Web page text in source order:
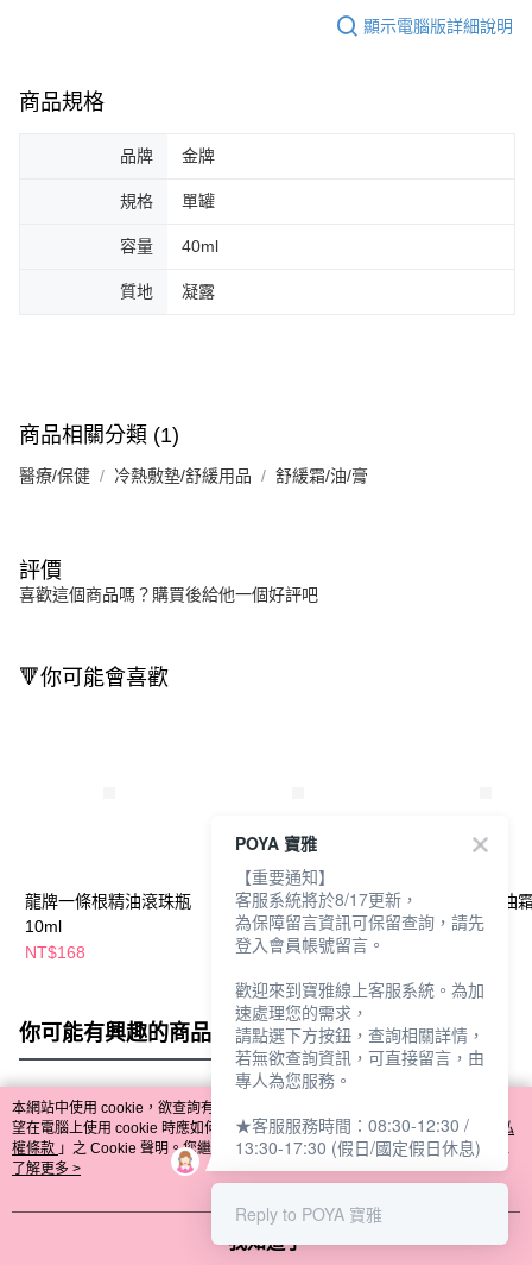
顯示電腦版詳細說明
商品規格
品牌 金牌
規格 單罐
容量 40ml
質地 凝露
商品相關分類 (1)
醫療/保健 冷熱敷墊/舒緩用品 舒緩霜/油/膏
評價
喜歡這個商品嗎？購買後給他一個好評吧
🔻你可能會喜歡
龍牌一條根精油滾珠瓶
10ml
NT$168
龍牌一條根精油霜
40ml
NT$168
龍牌一條根精油
涼型100ml
你可能有興趣的商品 全站排行
熱門標籤
本網站中使用 cookie，欲查詢有關本網站使用 cookie 方式之詳情，及若您不希
望在電腦上使用 cookie 時應如何變更電腦的 cookie 設定，請參閱本網站「
隱私
權條款 」之 Cookie 聲明。您繼續使用本網站即表示您同意本公司得按本網站使
用條款之 Cookie 聲明使用 cookie。
了解更多 >
我知道了
POYA 寶雅
【重要通知】
客服系統將於8/17更新，
為保障留言資訊可保留查詢，請先
登入會員帳號留言。
歡迎來到寶雅線上客服系統。為加
速處理您的需求，
請點選下方按鈕，查詢相關詳情，
若無欲查詢資訊，可直接留言，由
專人為您服務。
★客服服務時間：08:30-12:30 /
13:30-17:30 (假日/國定假日休息)
Reply to POYA 寶雅